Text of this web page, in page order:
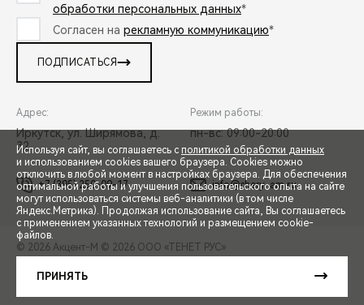
СПЕЦПРЕДЛОЖЕНИЯ
ЗАПИСЬ НА ТЕСТ-ДРАЙВ
обработки персональных данных*
Согласен на рекламную коммуникацию*
ПОДПИСАТЬСЯ
Адрес:
Иркутск, ул. Ширямова, д.
32
Режим работы:
пн-вс: 09:00-20:00
+7 (395) 250-09-17 info@chery-am.ru
© 2026 Акцент-М © 2026 ООО «ТЕНЕТ РУС»
Сделано в ПЕРКС
Используя сайт, вы соглашаетесь с политикой обработки данных
и использованием cookies вашего браузера. Cookies можно
отключить в любой момент в настройках браузера. Для обеспечения
оптимальной работы и улучшения пользовательского опыта на сайте
могут использоваться системы веб-аналитики (в том числе
Яндекс.Метрика). Продолжая использование сайта, Вы соглашаетесь
с применением указанных технологий и размещением cookie-
файлов.
ПРИНЯТЬ